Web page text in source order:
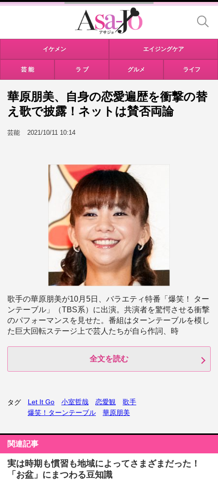
イケメン エイジングケア
芸 能 ラ ブ グルメ ライフ
華原朋美、自身の恋愛遍歴を衝撃の替
え歌で披露！ネットは賛否両論
芸能 2021/10/11 10:14
歌手の華原朋美が10月5日、バラエティ特番「爆笑！ ター
ンテーブル」（TBS系）に出演。共演者を驚愕させる衝撃
のパフォーマンスを見せた。番組はターンテーブルを模し
た巨大回転ステージ上で芸人たちが自ら作詞、時
全文を読む
タグ Let It Go 小室哲哉 恋愛観
歌手
爆笑！ターンテーブル
華原朋美
関連記事
実は時期も慣習も地域によってさまざまだった！
「お盆」にまつわる豆知識